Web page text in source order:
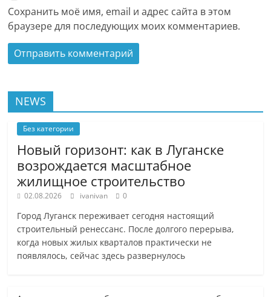
Сохранить моё имя, email и адрес сайта в этом
браузере для последующих моих комментариев.
NEWS
Без категории
Новый горизонт: как в Луганске
возрождается масштабное
жилищное строительство
02.08.2026 ivanivan 0
Город Луганск переживает сегодня настоящий
строительный ренессанс. После долгого перерыва,
когда новых жилых кварталов практически не
появлялось, сейчас здесь развернулось